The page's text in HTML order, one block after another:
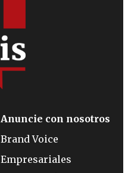
Anuncie con nosotros
Brand Voice
Empresariales